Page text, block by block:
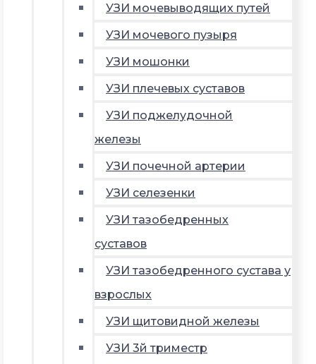
УЗИ мочевыводящих путей
УЗИ мочевого пузыря
УЗИ мошонки
УЗИ плечевых суставов
УЗИ поджелудочной
железы
УЗИ почечной артерии
УЗИ селезенки
УЗИ тазобедренных
суставов
УЗИ тазобедренного сустава у
взрослых
УЗИ щитовидной железы
УЗИ 3й триместр